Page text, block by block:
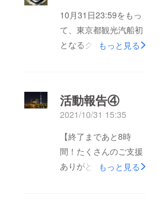
10月31日23:59をもっ
て、東京都観光汽船初
となるクラウドファン
し訳ございません。
【結果報告】この度は
ご支援いただき、誠に
ありがとうございまし
た。目標金額を上回る
もっと見る
活動報告④
2021/10/31 15:35
【終了まであと8時
間！たくさんのご支援
ありがとうございま
もっと見る